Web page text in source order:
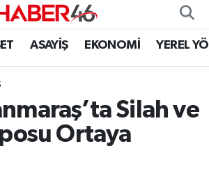
ASAYİŞ EKONOMİ YEREL
Silah ve
Ortaya
Namaz Vakitleri